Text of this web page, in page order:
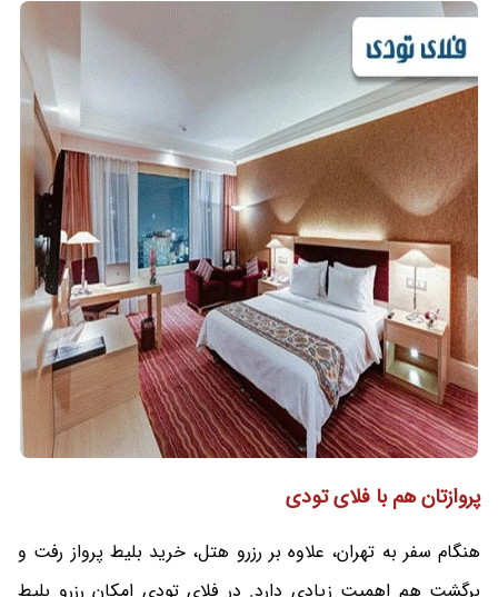
پروازتان هم با فلای تودی
هنگام سفر به تهران، علاوه بر رزرو هتل، خرید بلیط پرواز رفت و
برگشت هم اهمیت زیادی دارد. در فلای تودی امکان رزرو بلیط